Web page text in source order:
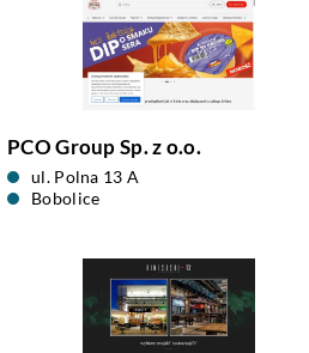
PCO Group Sp. z o.o.
ul. Polna 13 A
Bobolice